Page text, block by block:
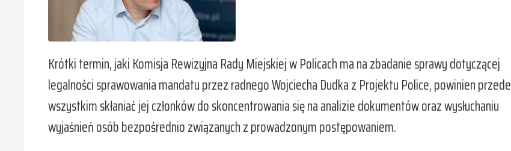
Krótki termin, jaki Komisja Rewizyjna Rady Miejskiej w Policach ma na zbadanie sprawy dotyczącej
legalności sprawowania mandatu przez radnego Wojciecha Dudka z Projektu Police, powinien przede
wszystkim skłaniać jej członków do skoncentrowania się na analizie dokumentów oraz wysłuchaniu
wyjaśnień osób bezpośrednio związanych z prowadzonym postępowaniem.